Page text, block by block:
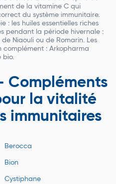
de la vitamine C qui
du système immunitaire.
: les huiles essentielles riches
pendant la période hivernale :
Niaouli ou de Romarin. Les
complément : Arkopharma
bio.
Compléments
la vitalité
immunitaires
Berocca
Bion
Cystiphane